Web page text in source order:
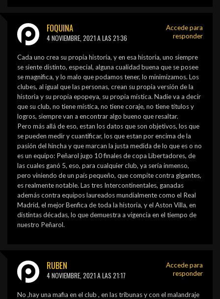
FOQUINA
4 NOVIEMBRE, 2021 A LAS 21:36
Cada uno crea su propia historia, y en esa historia, uno siempre
se siente distinto, especial, alguna cualidad buena que se posee
se magnifica, y lo malo que podamos tener, lo minimizamos. Los
clubes, al igual que las personas, crean su propia versión de la
historia y su propia epopeya, su propia mística. Nadie va a decir
que su club, no tiene mística, no tiene coraje, no tiene títulos y
logros, siempre van a encontrar algo bueno que resaltar.
Pero más allá de eso, estan los datos que son objetivos, los que
se pueden medir y cuantificar, los que estan por encima de la
pasión del hincha y que marcan la justa medida de lo que es o no
es un equipo: Peñarol jugo 10 finales de copa Libertadores, de
las cuales ganó 5, eso, para cualquier club, ya sería inmenso,
pero viniendo de un país pequeño, que compite contra gigantes,
es realmente notable. Las tres Intercontinentales, ganadas
además contra equipos laureados mundialmente como el Real
Madrid, el mejor Benfica de toda la historia, y el Aston Villa, en
distintas décadas, lo que demuestra a vigencia en el tiempo de
nuestro Peñarol.
Accede para
responder
RUBEN
4 NOVIEMBRE, 2021 A LAS 21:17
No ,hay una mafia en el club , en las tribunas y con el malandraje
Accede para
responder